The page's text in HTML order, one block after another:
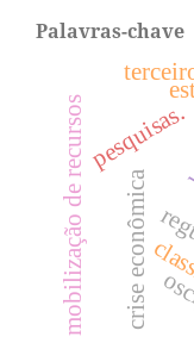
Palavras-chave
crise econômica
pesquisas.
mobilização de recursos